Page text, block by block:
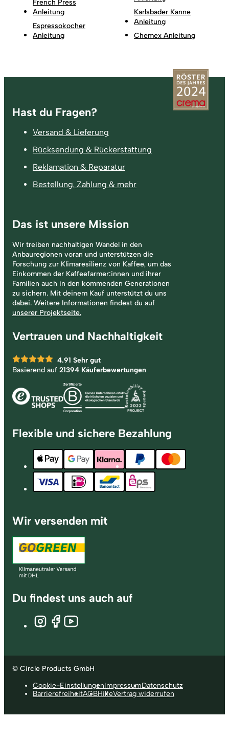
French Press
Anleitung
Espressokocher
Anleitung
Karlsbader Kanne
Anleitung
Chemex Anleitung
Fußzeile
Hast du Fragen?
Versand & Lieferung
Rücksendung & Rückerstattung
Reklamation & Reparatur
Bestellung, Zahlung & mehr
Das ist unsere Mission
Wir treiben nachhaltigen Wandel in den
Anbauregionen voran und unterstützen die
Forschung zur Klimaresilienz von Kaffee, um das
Einkommen der Kaffeefarmer:innen und ihrer
Familien auch in den kommenden Generationen
zu sichern. Mit deinem Kauf unterstützt du uns
dabei. Weitere Informationen findest du auf
unserer Projektseite.
Vertrauen und Nachhaltigkeit
4.91 Sehr gut
Basierend auf 21394 Käuferbewertungen
Flexible und sichere Bezahlung
Wir versenden mit
Du findest uns auch auf
© Circle Products GmbH
Cookie-EinstellungenImpressumDatenschutz
BarrierefreiheitAGBHilfeVertrag widerrufen